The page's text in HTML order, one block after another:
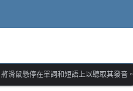
滑鼠懸停在單詞和短語上以聽取其發音。